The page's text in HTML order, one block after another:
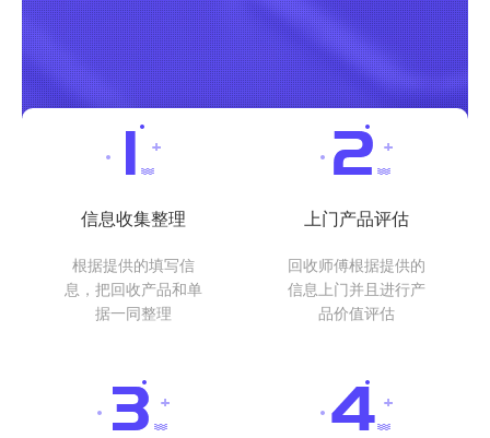
信息收集整理
根据提供的填写信
息，把回收产品和单
据一同整理
上门产品评估
回收师傅根据提供的
信息上门并且进行产
品价值评估